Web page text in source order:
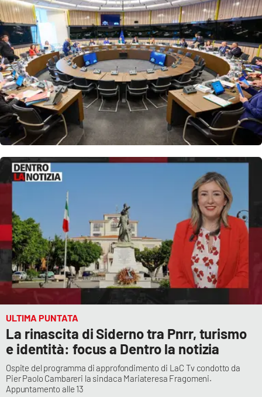
ULTIMA PUNTATA
La rinascita di Siderno tra Pnrr, turismo
e identità: focus a Dentro la notizia
Ospite del programma di approfondimento di LaC Tv condotto da
Pier Paolo Cambareri la sindaca Mariateresa Fragomeni.
Appuntamento alle 13